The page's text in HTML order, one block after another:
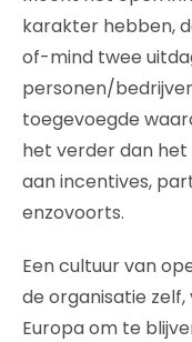
karakter hebben,
of-mind twee
personen/
toegevoegde
het verder dan
aan incentives,
enzovoorts.
Een cultuur van
de organisatie
Europa om te